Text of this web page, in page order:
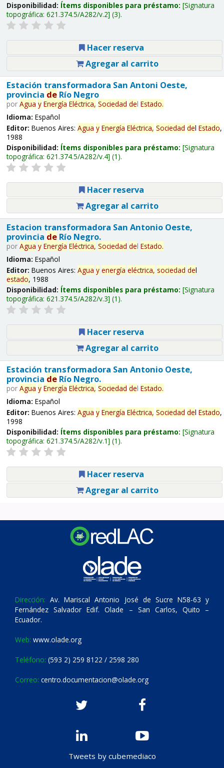
Disponibilidad: Ítems disponibles para préstamo: Signatura
topográfica: 621.374.5/A282/v.2 (3).
Hacer reserva
Agregar al carrito
Estación transformadora San Antoni Oeste,
provincia deRío Negro
por Agua y Energía Eléctrica, Sociedad del Estado.
Idioma: Español
Editor: Buenos Aires: Agua y Energía Eléctrica, Sociedad del Estado,
1988
Disponibilidad: Ítems disponibles para préstamo: Signatura
topográfica: 621.374.5/A282/v.4 (1).
Hacer reserva
Agregar al carrito
Estacion transformadora San Antonio Oeste,
provincia deRío Negro.
por Agua y Energía Eléctrica, Sociedad del Estado.
Idioma: Español
Editor: Buenos Aires: Agua y energía eléctrica, sociedad del
estado, 1988
Disponibilidad: Ítems disponibles para préstamo: Signatura
topográfica: 621.374.5/A282/v.3 (1).
Hacer reserva
Agregar al carrito
Estación transformadora San Antonio Oeste,
provincia deRío Negro.
por Agua y Energía Eléctrica, Sociedad del Estado.
Idioma: Español
Editor: Buenos Aires: Agua y Energía Eléctrica, Sociedad del Estado,
1998
Disponibilidad: Ítems disponibles para préstamo: Signatura
topográfica: 621.374.5/A282/v.1 (1).
Hacer reserva
Agregar al carrito
Dirección: Av. Mariscal Antonio José de Sucre N58-63 y
Fernández Salvador Edif. Olade – San Carlos, Quito –
Ecuador.
Web: www.olade.org
Teléfono: (593 2) 259 8122 / 2598 280
Correo: centro.documentacion@olade.org
Tweets by cubemediaco